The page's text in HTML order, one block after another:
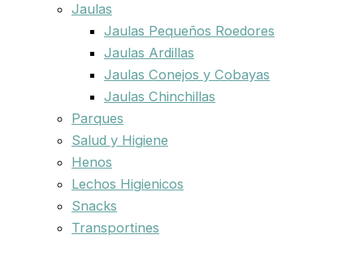
Jaulas
Jaulas Pequeños Roedores
Jaulas Ardillas
Jaulas Conejos y Cobayas
Jaulas Chinchillas
Parques
Salud y Higiene
Henos
Lechos Higienicos
Snacks
Transportines